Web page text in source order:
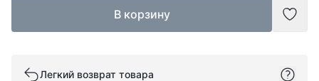
В корзину
Легкий возврат товара